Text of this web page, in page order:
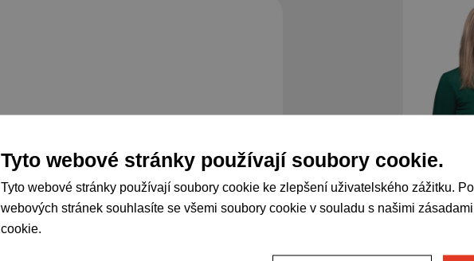
Na
budeme
ochrany
Tyto webové stránky používají soubory cookie.
Tyto webové stránky používají soubory cookie ke zlepšení uživatelského zážitku.
webových stránek souhlasíte se všemi soubory cookie v souladu s našimi
cookie.